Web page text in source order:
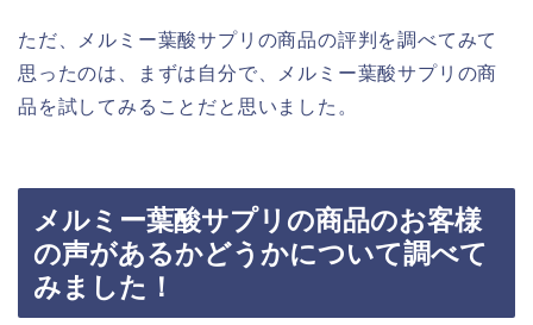
ただ、メルミー葉酸サプリの商品の評判を調べてみて
思ったのは、まずは自分で、メルミー葉酸サプリの商
品を試してみることだと思いました。
メルミー葉酸サプリの商品のお客様
の声があるかどうかについて調べて
みました！